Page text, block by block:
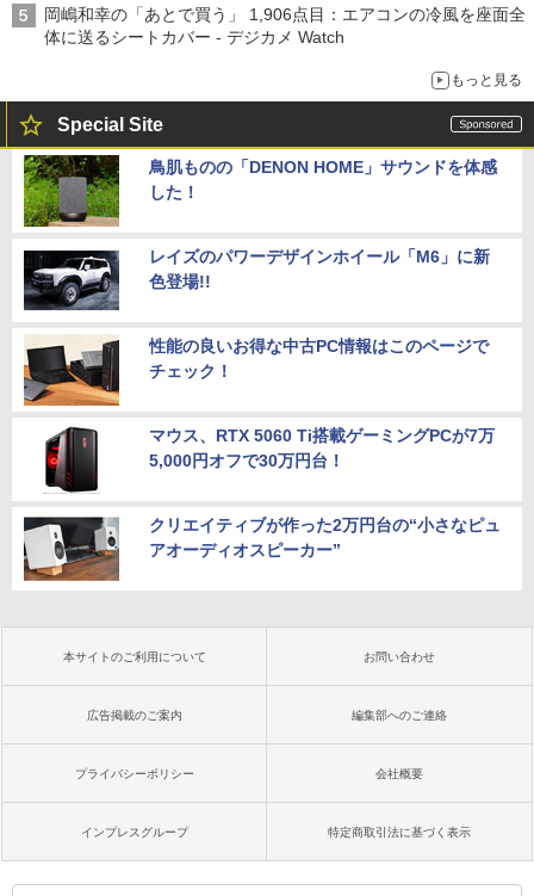
岡嶋和幸の「あとで買う」 1,906点目：エアコンの冷風を座面全
体に送るシートカバー - デジカメ Watch
もっと見る
Special Site
鳥肌ものの「DENON HOME」サウンドを体感
した！
レイズのパワーデザインホイール「M6」に新
色登場!!
性能の良いお得な中古PC情報はこのページで
チェック！
マウス、RTX 5060 Ti搭載ゲーミングPCが7万
5,000円オフで30万円台！
クリエイティブが作った2万円台の“小さなピュ
アオーディオスピーカー”
本サイトのご利用について お問い合わせ
広告掲載のご案内 編集部へのご連絡
プライバシーポリシー 会社概要
インプレスグループ 特定商取引法に基づく表示